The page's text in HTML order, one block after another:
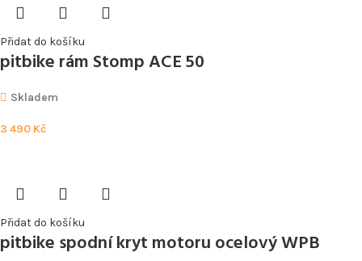
Přidat do košíku
pitbike rám Stomp ACE 50
Skladem
3 490 Kč
Přidat do košíku
pitbike spodní kryt motoru ocelový WPB